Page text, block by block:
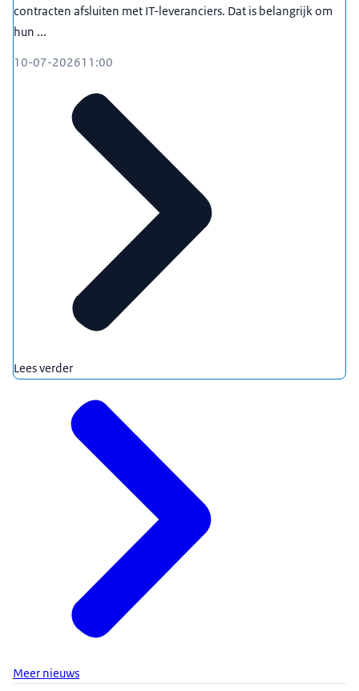
contracten afsluiten met IT-leveranciers. Dat is belangrijk om
hun ...
10-07-202611:00
Lees verder
Meer nieuws